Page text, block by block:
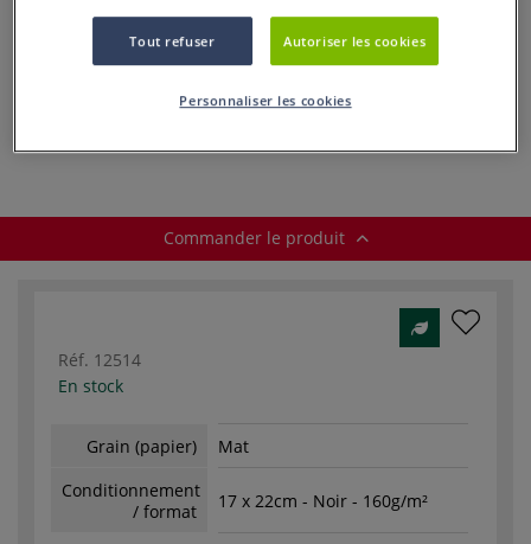
dès5,45 €
Commander le produit
Réf. 12514
En stock
Grain (papier)
Mat
Conditionnement
/ format
17 x 22cm - Noir - 160g/m²
Tout refuser Autoriser les cookies
Personnaliser les cookies